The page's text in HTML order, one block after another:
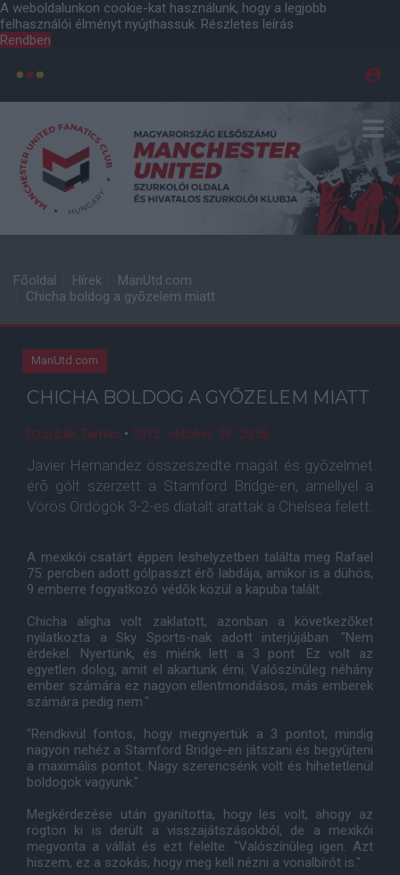
A weboldalunkon cookie-kat használunk, hogy a legjobb
felhasználói élményt nyújthassuk. Részletes leírás
Rendben
Főoldal Hírek
ManUtd.com
Chicha boldog a gyõzelem miatt
ManUtd.com
CHICHA BOLDOG A GYÕZELEM MIATT
Dzsubák Tamás • 2012. október. 28. 20:56
Javier Hernandez összeszedte magát és gyõzelmet
érõ gólt szerzett a Stamford Bridge-en, amellyel a
Vörös Ördögök 3-2-es diatalt arattak a Chelsea felett.
A mexikói csatárt éppen leshelyzetben találta meg Rafael
75. percben adott gólpasszt érõ labdája, amikor is a dühös,
9 emberre fogyatkozó védõk közül a kapuba talált.
Chicha aligha volt zaklatott, azonban a következõket
nyilatkozta a Sky Sports-nak adott interjújában: "Nem
érdekel. Nyertünk, és miénk lett a 3 pont. Ez volt az
egyetlen dolog, amit el akartunk érni. Valószínûleg néhány
ember számára ez nagyon ellentmondásos, más emberek
számára pedig nem."
"Rendkivül fontos, hogy megnyertük a 3 pontot, mindig
nagyon nehéz a Stamford Bridge-en játszani és begyûjteni
a maximális pontot. Nagy szerencsénk volt és hihetetlenül
boldogok vagyunk."
Megkérdezése után gyanította, hogy les volt, ahogy az
rögtön ki is derült a visszajátszásokból, de a mexikói
megvonta a vállát és ezt felelte: "Valószínûleg igen. Azt
hiszem, ez a szokás, hogy meg kell nézni a vonalbírót is."